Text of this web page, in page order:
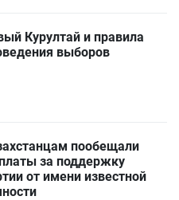
Курултай и правила
выборов
пообещали
за поддержку
от имени известной